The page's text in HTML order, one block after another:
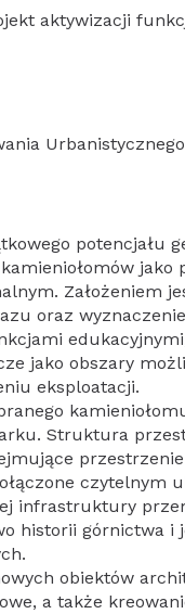
aktywizacji
potencjału
jako
Założeniem
oraz
jako obszary
eksploatacji.
Struktura
czytelnym
infrastruktury
historii górnictwa i
obiektów
a także